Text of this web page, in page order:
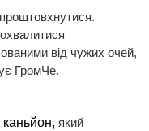
від чужих очей,
ГромЧе.
каньйон, який